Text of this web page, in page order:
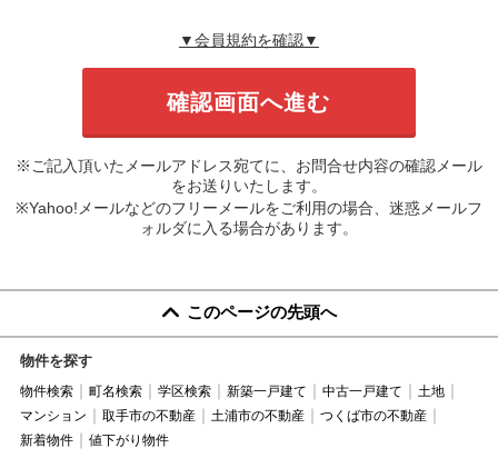
▼会員規約を確認▼
※ご記入頂いたメールアドレス宛てに、お問合せ内容の確認メール
をお送りいたします。
※Yahoo!メールなどのフリーメールをご利用の場合、迷惑メールフ
ォルダに入る場合があります。
このページの先頭へ
物件を探す
物件検索 町名検索 学区検索 新築一戸建て 中古一戸建て
土地
マンション
取手市の不動産 土浦市の不動産
つくば市の不動産
新着物件
値下がり物件